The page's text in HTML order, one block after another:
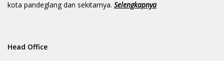
kota pandeglang dan sekitarnya. Selengkapnya
Head Office